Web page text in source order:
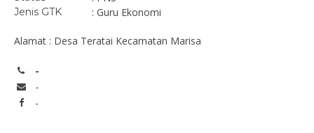
Jenis GTK : Guru Ekonomi
Alamat : Desa Teratai Kecamatan Marisa
-
-
-